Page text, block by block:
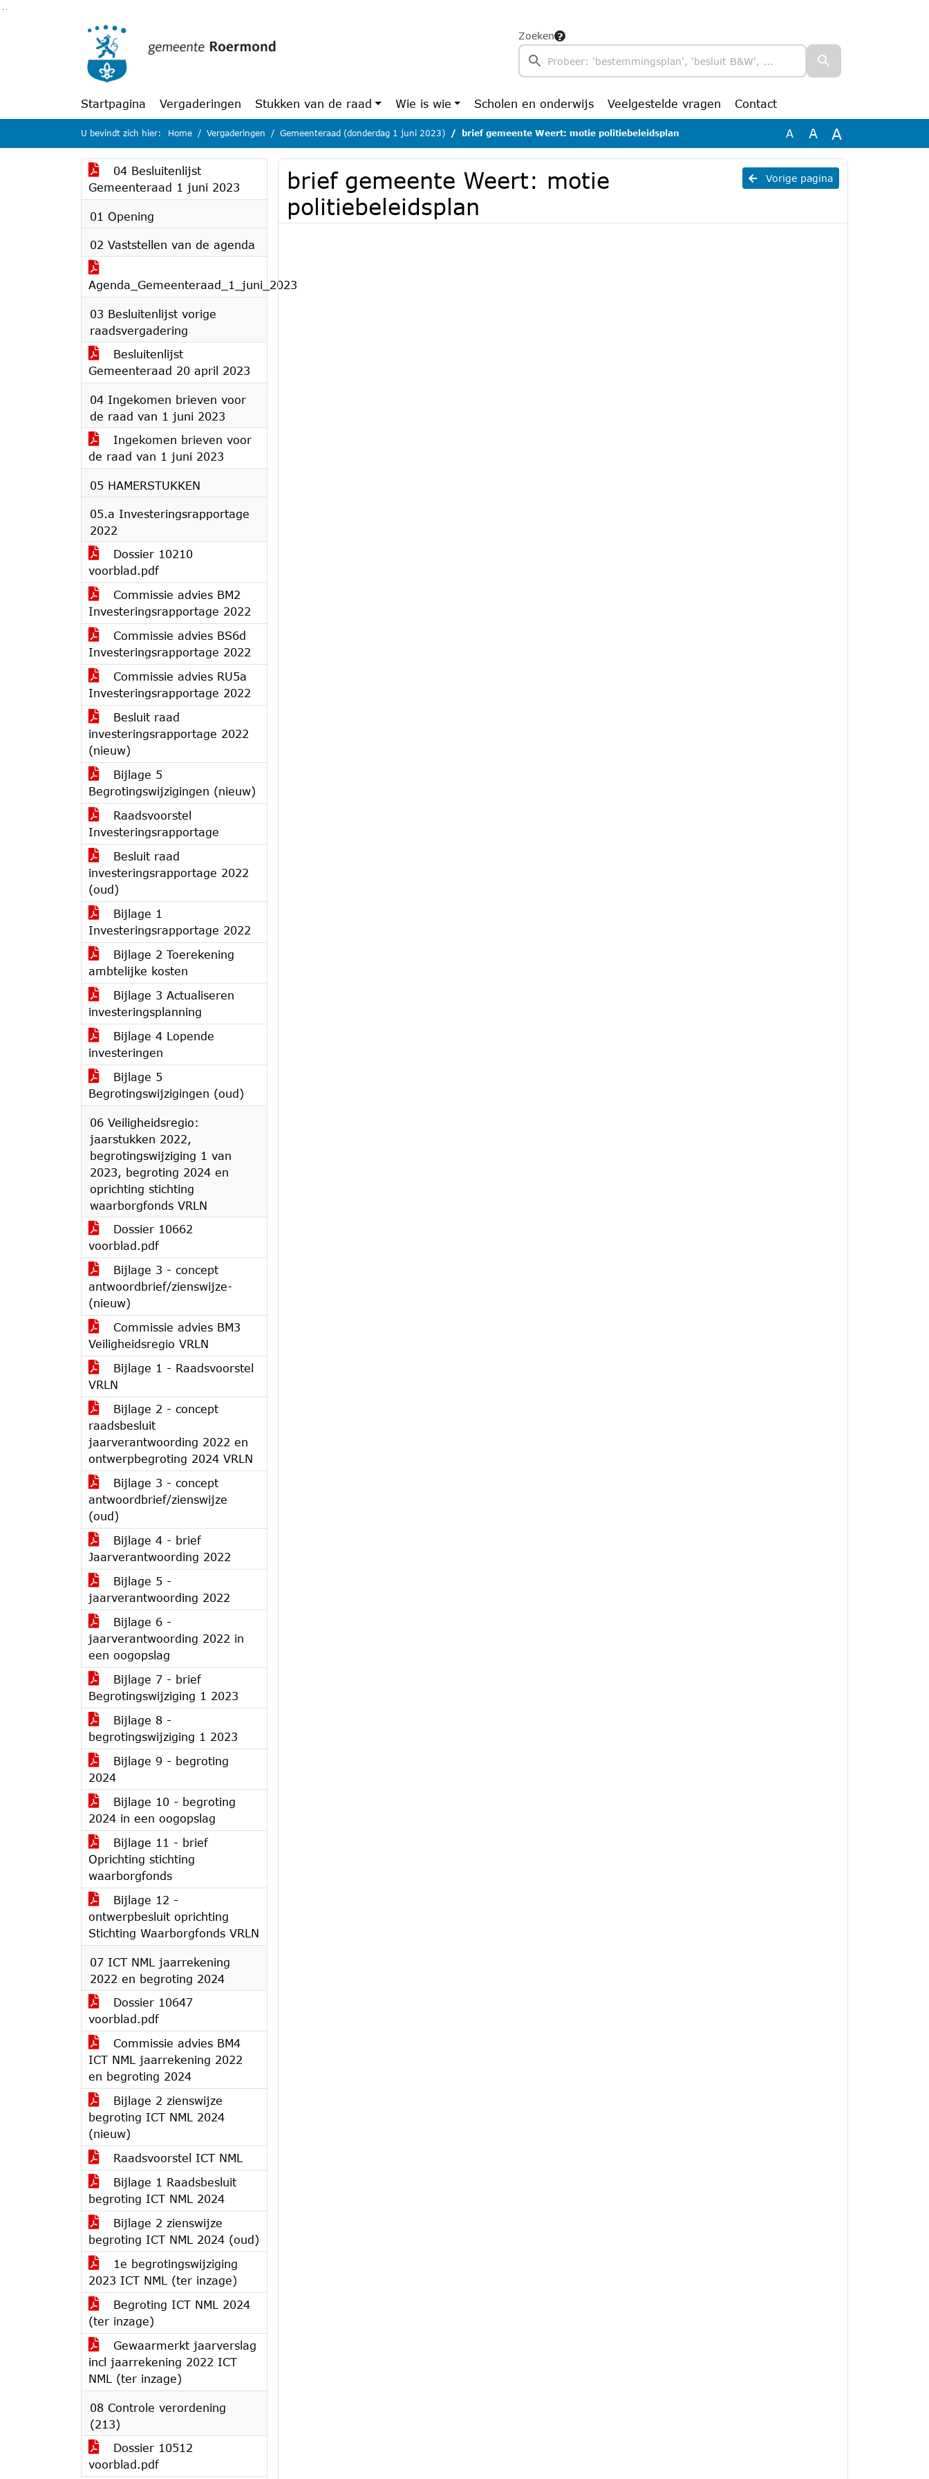
Zoeken
Startpagina Vergaderingen Stukken van de raad Wie is wie Scholen en onderwijs Veelgestelde vragen Contact
U bevindt zich hier: Home Vergaderingen Gemeenteraad (donderdag 1 juni 2023) brief gemeente Weert: motie politiebeleidsplan A A A
04 Besluitenlijst
Gemeenteraad 1 juni 2023
01 Opening
02 Vaststellen van de agenda
Agenda_Gemeenteraad_1_juni_2023
03 Besluitenlijst vorige
raadsvergadering
Besluitenlijst
Gemeenteraad 20 april 2023
04 Ingekomen brieven voor
de raad van 1 juni 2023
Ingekomen brieven voor
de raad van 1 juni 2023
05 HAMERSTUKKEN
05.a Investeringsrapportage
2022
Dossier 10210
voorblad.pdf
Commissie advies BM2
Investeringsrapportage 2022
Commissie advies BS6d
Investeringsrapportage 2022
Commissie advies RU5a
Investeringsrapportage 2022
Besluit raad
investeringsrapportage 2022
(nieuw)
Bijlage 5
Begrotingswijzigingen (nieuw)
Raadsvoorstel
Investeringsrapportage
Besluit raad
investeringsrapportage 2022
(oud)
Bijlage 1
Investeringsrapportage 2022
Bijlage 2 Toerekening
ambtelijke kosten
Bijlage 3 Actualiseren
investeringsplanning
Bijlage 4 Lopende
investeringen
Bijlage 5
Begrotingswijzigingen (oud)
06 Veiligheidsregio:
jaarstukken 2022,
begrotingswijziging 1 van
2023, begroting 2024 en
oprichting stichting
waarborgfonds VRLN
Dossier 10662
voorblad.pdf
Bijlage 3 - concept
antwoordbrief/zienswijze-
(nieuw)
Commissie advies BM3
Veiligheidsregio VRLN
Bijlage 1 - Raadsvoorstel
VRLN
Bijlage 2 - concept
raadsbesluit
jaarverantwoording 2022 en
ontwerpbegroting 2024 VRLN
Bijlage 3 - concept
antwoordbrief/zienswijze
(oud)
Bijlage 4 - brief
Jaarverantwoording 2022
Bijlage 5 -
jaarverantwoording 2022
Bijlage 6 -
jaarverantwoording 2022 in
een oogopslag
Bijlage 7 - brief
Begrotingswijziging 1 2023
Bijlage 8 -
begrotingswijziging 1 2023
Bijlage 9 - begroting
2024
Bijlage 10 - begroting
2024 in een oogopslag
Bijlage 11 - brief
Oprichting stichting
waarborgfonds
Bijlage 12 -
ontwerpbesluit oprichting
Stichting Waarborgfonds VRLN
07 ICT NML jaarrekening
2022 en begroting 2024
Dossier 10647
voorblad.pdf
Commissie advies BM4
ICT NML jaarrekening 2022
en begroting 2024
Bijlage 2 zienswijze
begroting ICT NML 2024
(nieuw)
Raadsvoorstel ICT NML
Bijlage 1 Raadsbesluit
begroting ICT NML 2024
Bijlage 2 zienswijze
begroting ICT NML 2024 (oud)
1e begrotingswijziging
2023 ICT NML (ter inzage)
Begroting ICT NML 2024
(ter inzage)
Gewaarmerkt jaarverslag
incl jaarrekening 2022 ICT
NML (ter inzage)
08 Controle verordening
(213)
Dossier 10512
voorblad.pdf
Vorige pagina
brief gemeente Weert: motie
politiebeleidsplan